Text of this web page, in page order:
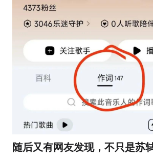
随后又有网友发现，不只是苏